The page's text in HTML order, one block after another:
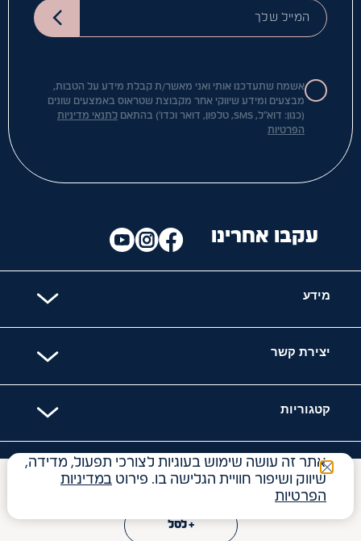
19
₪
+ לסל
המייל שלך
אשמח שתעדכנו אותי ואני מאשר/ת קבלת מידע על הטבות,
מבצעים ומידע שיווקי אחר מקבוצת שטראוס באמצעים שונים
(כגון: דוא"ל, SMS, טלפון, דואר וכדו') בהתאם
לתנאי מדיניות
הפרטיות
מידע
יצירת קשר
קטגוריות
עקבו אחרינו
האתר מאובטח עם
אתר זה עושה שימוש בעוגיות לצורכי תפעול, מדידה,
שיווק ושיפור חוויית הגלישה בו. פירוט במדיניות
הפרטיות